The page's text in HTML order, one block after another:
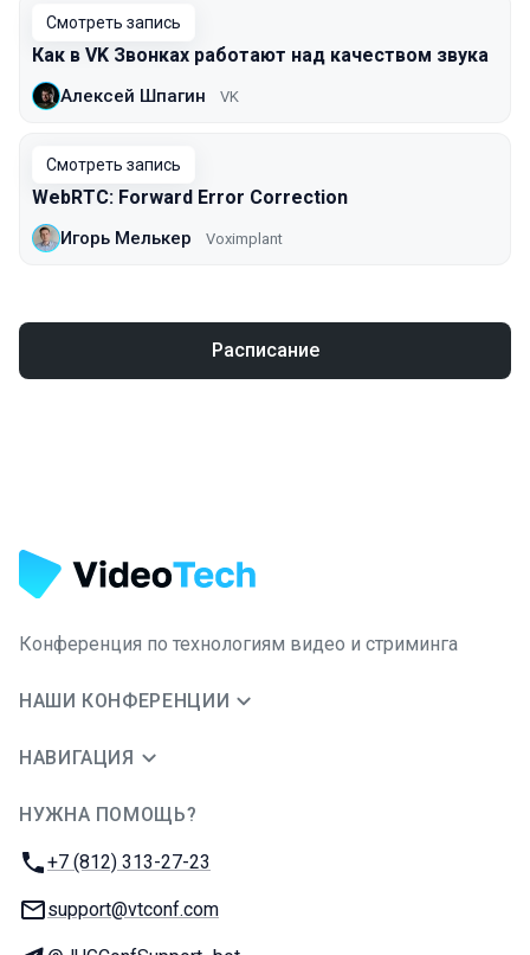
Смотреть запись
Как в VK Звонках работают над качеством звука
Алексей Шпагин VK
Смотреть запись
WebRTC: Forward Error Correction
Игорь Мелькер Voximplant
Расписание
Конференция по технологиям видео и стриминга
НАШИ КОНФЕРЕНЦИИ
НАВИГАЦИЯ
НУЖНА ПОМОЩЬ?
Телефон:
+7 (812) 313-27-23
E-mail:
support@vtconf.com